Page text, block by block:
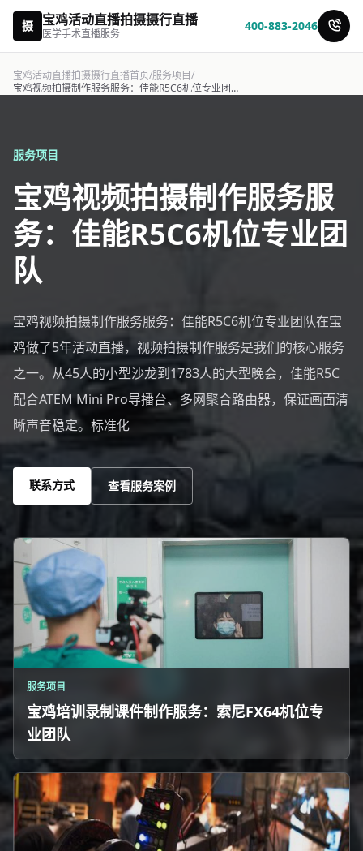
摄 宝鸡活动直播拍摄摄行直播
医学手术直播服务
400-883-2046
宝鸡活动直播拍摄摄行直播首页/服务项目/
宝鸡视频拍摄制作服务服务：佳能R5C6机位专业团队-摄行直播
服务项目
宝鸡视频拍摄制作服务服
务：佳能R5C6机位专业团
队
宝鸡视频拍摄制作服务服务：佳能R5C6机位专业团队在宝
鸡做了5年活动直播，视频拍摄制作服务是我们的核心服务
之一。从45人的小型沙龙到1783人的大型晚会，佳能R5C
配合ATEM Mini Pro导播台、多网聚合路由器，保证画面清
晰声音稳定。标准化
联系方式 查看服务案例
服务项目
宝鸡培训录制课件制作服务：索尼FX64机位专
业团队